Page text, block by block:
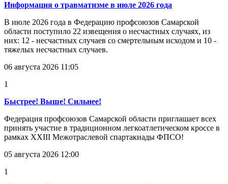
Информация о травматизме в июле 2026 года
В июле 2026 года в Федерацию профсоюзов Самарской
области поступило 22 извещения о несчастных случаях, из
них: 12 - несчастных случаев со смертельным исходом и 10 -
тяжелых несчастных случаев.
06 августа 2026 11:05
1
Быстрее! Выше! Сильнее!
Федерация профсоюзов Самарской области приглашает всех
принять участие в традиционном легкоатлетическом кроссе в
рамках XXIII Межотраслевой спартакиады ФПСО!
05 августа 2026 12:00
1